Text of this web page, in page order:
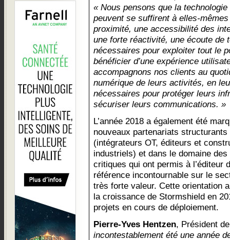
« Nous pensons que la
peuvent se suffirent à elles-
proximité, une accessibilité des
une forte réactivité, une écoute de
nécessaires pour exploiter tout le
bénéficier d’une expérience
accompagnons nos clients au
numérique de leurs activités, en
nécessaires pour protéger leurs
sécuriser leurs communications. »
L’année 2018 a également été
nouveaux partenariats
(intégrateurs OT, éditeurs et
industriels) et dans le domaine
critiques qui ont permis à l’éditeur
référence incontournable sur le
très forte valeur. Cette orientation
la croissance de Stormshield en
projets en cours de déploiement.
Pierre-Yves Hentzen, Président
incontestablement été une année